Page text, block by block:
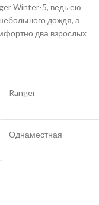
Winter-5, ведь ею
дождя, а
два взрослых
Ranger
Однаместная